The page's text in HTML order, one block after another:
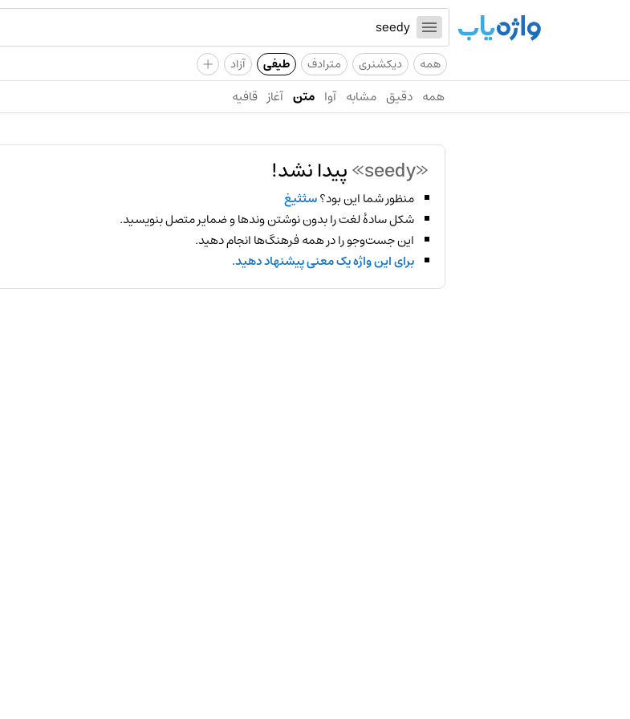
همه دیکشنری مترادف طیفی آزاد +
همه دقیق مشابه آوا متن آغاز قافیه
«seedy» پیدا نشد!
منظور شما این بود؟سثثیغ
شکل سادهٔ لغت را بدون نوشتن وندها و ضمایر متصل بنویسید.
این جست‌وجو را در همه فرهنگ‌ها انجام دهید.
برای این واژه یک معنی پیشنهاد دهید.